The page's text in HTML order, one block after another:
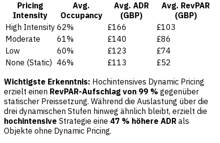
Pricing
Intensity
Avg.
Occupancy
Avg. ADR
(GBP)
Avg. RevPAR
(GBP)
High Intensity 62% £166
£103
Moderate
61% £140
£86
Low
60% £123
£74
None (Static) 46% £113
£52
Wichtigste Erkenntnis: Hochintensives Dynamic Pricing
erzielt einen RevPAR-Aufschlag von 99 % gegenüber
statischer Preissetzung. Während die Auslastung über die
drei dynamischen Stufen hinweg ähnlich bleibt, erzielt die
hochintensive Strategie eine 47 % höhere ADR als
Objekte ohne Dynamic Pricing.